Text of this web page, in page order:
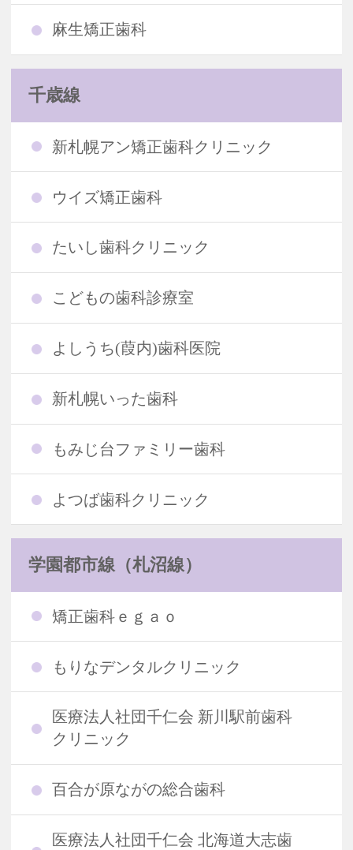
麻生矯正歯科
千歳線
新札幌アン矯正歯科クリニック
ウイズ矯正歯科
たいし歯科クリニック
こどもの歯科診療室
よしうち(葭内)歯科医院
新札幌いった歯科
もみじ台ファミリー歯科
よつば歯科クリニック
学園都市線（札沼線）
矯正歯科ｅｇａｏ
もりなデンタルクリニック
医療法人社団千仁会 新川駅前歯科
クリニック
百合が原ながの総合歯科
医療法人社団千仁会 北海道大志歯